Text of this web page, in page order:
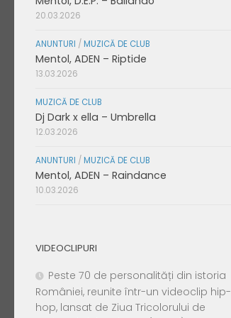
20.03.2026
ANUNTURI / MUZICĂ DE CLUB
Mentol, ADEN – Riptide
13.03.2026
MUZICĂ DE CLUB
Dj Dark x ella – Umbrella
12.03.2026
ANUNTURI / MUZICĂ DE CLUB
Mentol, ADEN – Raindance
10.03.2026
VIDEOCLIPURI
Peste 70 de personalități din istoria
României, reunite într-un videoclip hip-
hop, lansat de Ziua Tricolorului de